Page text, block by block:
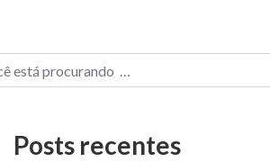
Posts recentes